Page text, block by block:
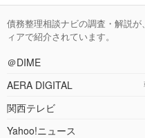
債務整理相談ナビの調査・解説が
ィアで紹介されています。
＠DIME
AERA DIGITAL
関西テレビ
Yahoo!ニュース